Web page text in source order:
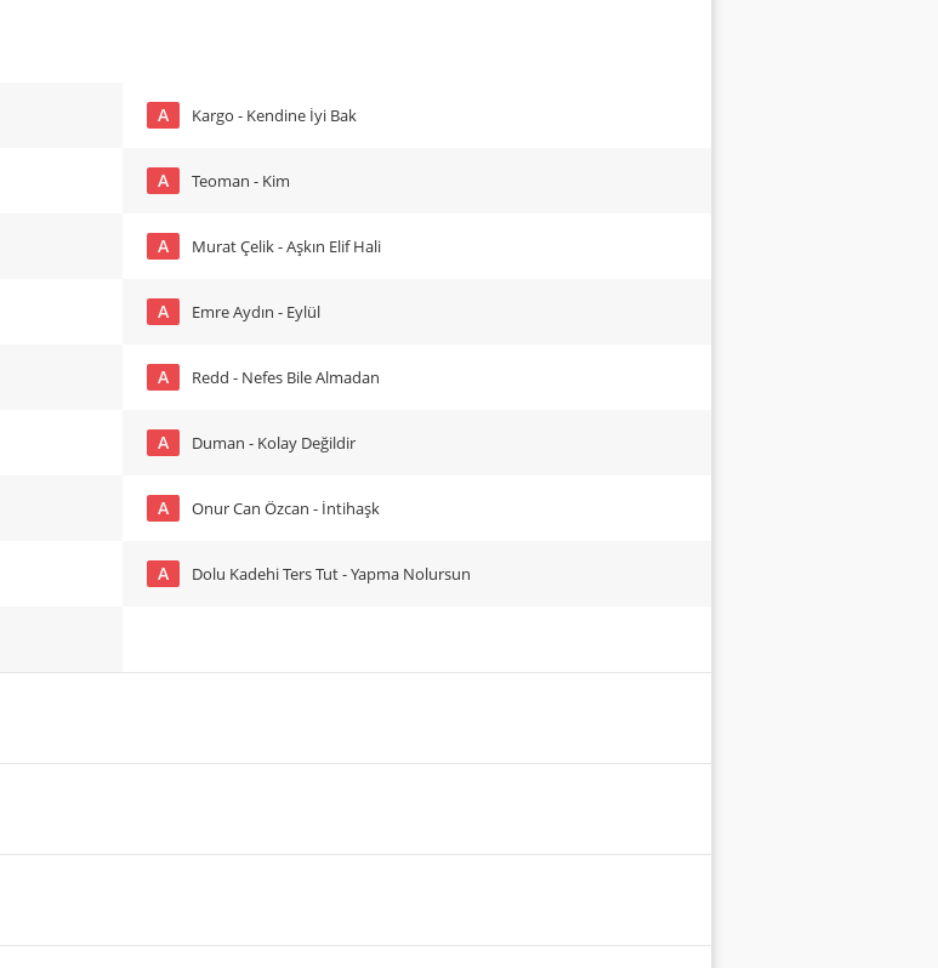
A Kargo - Kendine İyi Bak
A Teoman - Kim
A Murat Çelik - Aşkın Elif Hali
A Emre Aydın - Eylül
A Redd - Nefes Bile Almadan
A Duman - Kolay Değildir
A Onur Can Özcan - İntihaşk
A Dolu Kadehi Ters Tut - Yapma Nolursun